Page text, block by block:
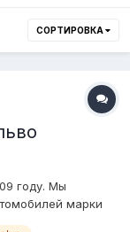
СОРТИРОВКА
году. Мы
марки